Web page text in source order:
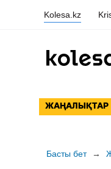
Kolesa.kz
ЖАҢАЛЫҚТАР
Басты бет →